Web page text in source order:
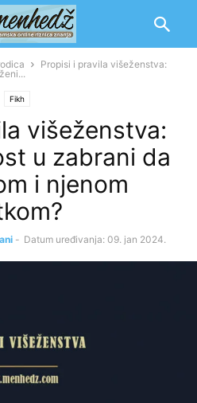
Propisi i pravila višeženstva:
Fikh
višeženstva:
u zabrani da
i njenom
- Datum uređivanja: 09. jan 2024.